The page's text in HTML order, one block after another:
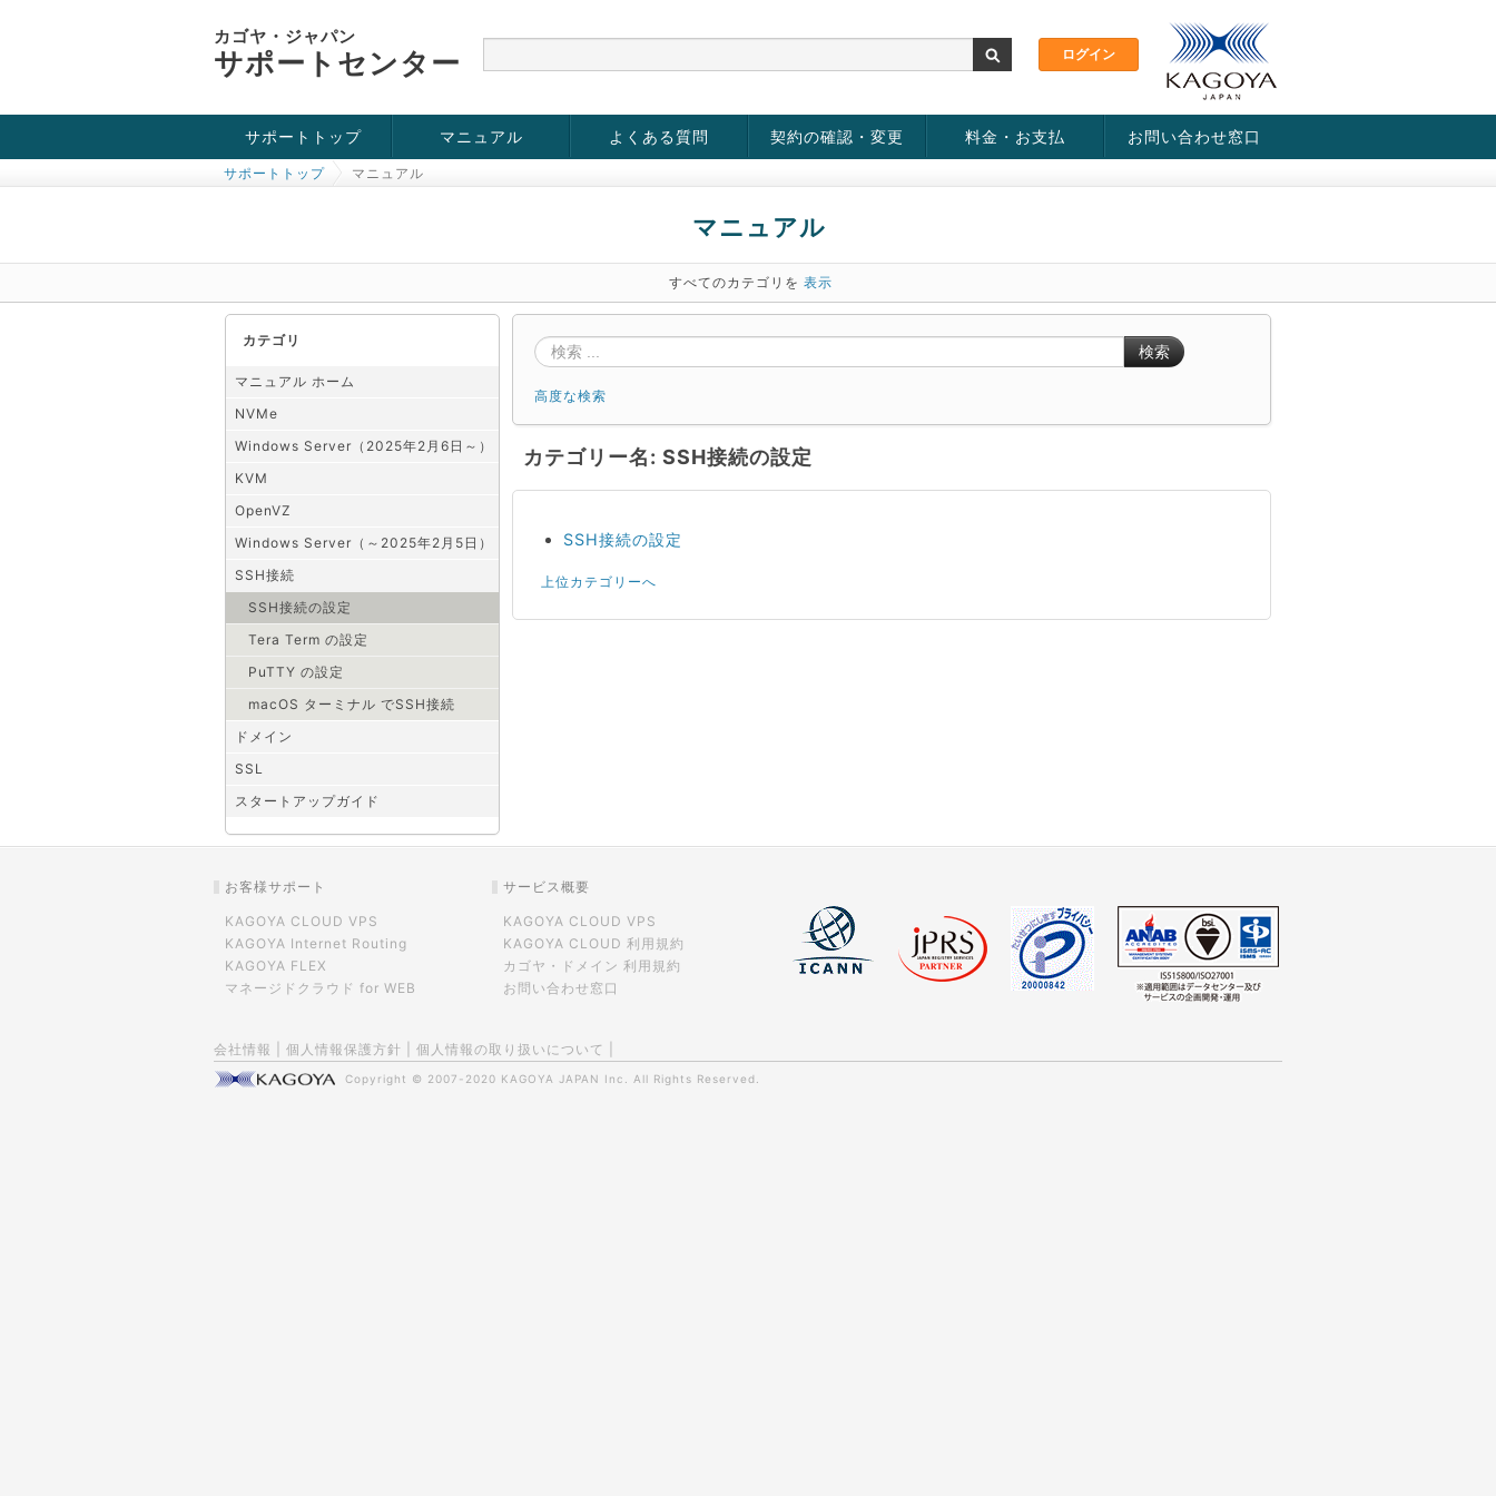
カゴヤ・ジャパン
サポートセンター
サポートトップ
お役立ち情報
チュートリアル
障害・メンテナンス情報
マニュアル
KVM
OpenVZ
Windows Server
SSH接続
ドメイン
SSL
よくある質問 契約の確認・変更 料金・お支払 お問い合わせ窓口
サポートトップ マニュアル
マニュアル
すべてのカテゴリを 表示
カテゴリ
マニュアル ホーム
NVMe
Windows Server（2025年2月6日～）
KVM
OpenVZ
Windows Server（～2025年2月5日）
SSH接続
SSH接続の設定
Tera Term の設定
PuTTY の設定
macOS ターミナル でSSH接続
ドメイン
SSL
スタートアップガイド
検索
高度な検索
カテゴリー名: SSH接続の設定
SSH接続の設定
上位カテゴリーへ
お客様サポート
KAGOYA CLOUD VPS
KAGOYA Internet Routing
KAGOYA FLEX
マネージドクラウド for WEB
サービス概要
KAGOYA CLOUD VPS
KAGOYA CLOUD 利用規約
カゴヤ・ドメイン 利用規約
お問い合わせ窓口
会社情報 個人情報保護方針 個人情報の取り扱いについて
Copyright © 2007-2020 KAGOYA JAPAN Inc. All Rights Reserved.